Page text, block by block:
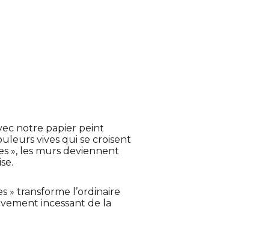
notre papier peint
vives qui se croisent
», les murs deviennent
» transforme l’ordinaire
incessant de la